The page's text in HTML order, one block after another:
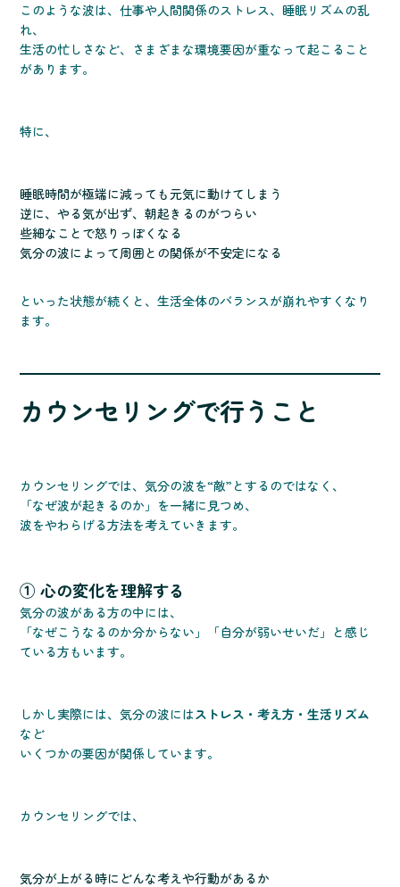
このような波は、仕事や人間関係のストレス、睡眠リズムの乱
れ、
生活の忙しさなど、さまざまな環境要因が重なって起こること
があります。
特に、
睡眠時間が極端に減っても元気に動けてしまう
逆に、やる気が出ず、朝起きるのがつらい
些細なことで怒りっぽくなる
気分の波によって周囲との関係が不安定になる
といった状態が続くと、生活全体のバランスが崩れやすくなり
ます。
カウンセリングで行うこと
カウンセリングでは、気分の波を“敵”とするのではなく、
「なぜ波が起きるのか」を一緒に見つめ、
波をやわらげる方法を考えていきます。
① 心の変化を理解する
気分の波がある方の中には、
「なぜこうなるのか分からない」「自分が弱いせいだ」と感じ
ている方もいます。
しかし実際には、気分の波にはストレス・考え方・生活リズム
など
いくつかの要因が関係しています。
カウンセリングでは、
気分が上がる時にどんな考えや行動があるか